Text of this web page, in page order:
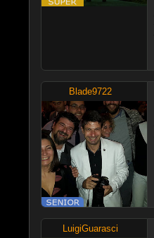
Blade9722
LuigiGuarasci